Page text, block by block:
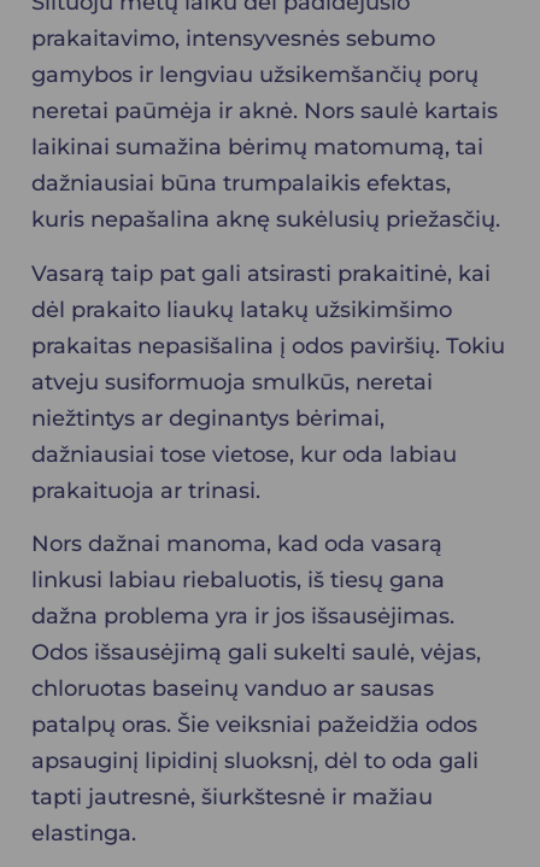
prakaitavimo, intensyvesnės sebumo
gamybos ir lengviau užsikemšančių porų
neretai paūmėja ir aknė. Nors saulė kartais
laikinai sumažina bėrimų matomumą, tai
dažniausiai būna trumpalaikis efektas,
kuris nepašalina aknę sukėlusių priežasčių.
Vasarą taip pat gali atsirasti prakaitinė, kai
dėl prakaito liaukų latakų užsikimšimo
prakaitas nepasišalina į odos paviršių. Tokiu
atveju susiformuoja smulkūs, neretai
niežtintys ar deginantys bėrimai,
dažniausiai tose vietose, kur oda labiau
prakaituoja ar trinasi.
Nors dažnai manoma, kad oda vasarą
linkusi labiau riebaluotis, iš tiesų gana
dažna problema yra ir jos išsausėjimas.
Odos išsausėjimą gali sukelti saulė, vėjas,
chloruotas baseinų vanduo ar sausas
patalpų oras. Šie veiksniai pažeidžia odos
apsauginį lipidinį sluoksnį, dėl to oda gali
tapti jautresnė, šiurkštesnė ir mažiau
elastinga.